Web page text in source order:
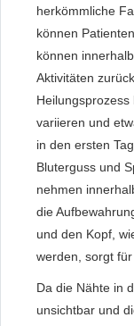
herkömmliche
können
können
Aktivitäten
variieren und
in den ersten
Bluterguss und
nehmen
die
und den Kopf,
werden, sorgt
Da die Nähte in
unsichtbar und